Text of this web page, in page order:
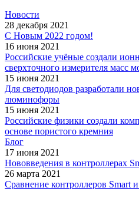
Новости
28 декабря 2021
С Новым 2022 годом!
16 июня 2021
Российские учёные создали
сверхточного измерителя масс
15 июня 2021
Для светодиодов разработали
люминофоры
15 июня 2021
Российские физики создали
основе пористого кремния
Блог
17 июня 2021
Нововведения в контроллерах
26 марта 2021
Сравнение контроллеров Smart